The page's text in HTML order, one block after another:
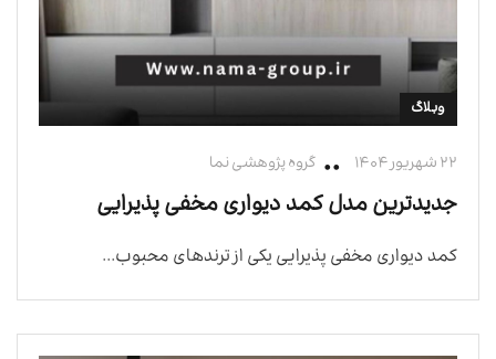
وبلاگ
۲۲ شهریور ۱۴۰۴ گروه پژوهشی نما
جدیدترین مدل کمد دیواری مخفی پذیرایی
کمد دیواری مخفی پذیرایی یکی از ترندهای محبوب...